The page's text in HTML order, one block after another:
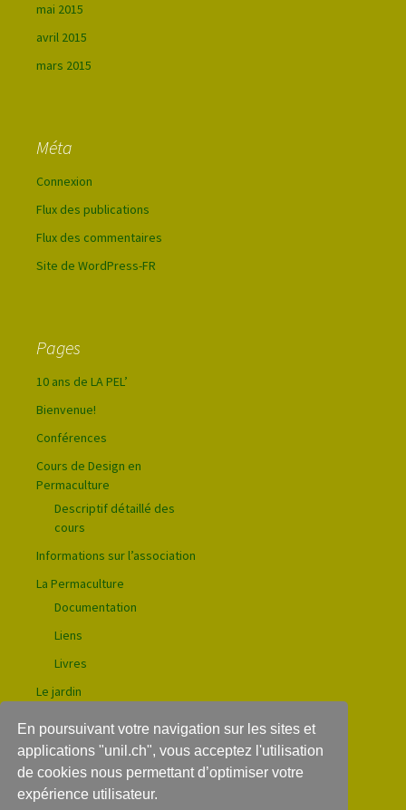
En poursuivant votre navigation sur les sites et
applications "unil.ch", vous acceptez l'utilisation
de cookies nous permettant d’optimiser votre
expérience utilisateur.
mai 2015
avril 2015
mars 2015
Méta
Connexion
Flux des publications
Flux des commentaires
Site de WordPress-FR
Pages
10 ans de LA PEL’
Bienvenue!
Conférences
Cours de Design en
Permaculture
Descriptif détaillé des
cours
Informations sur l’association
La Permaculture
Documentation
Liens
Livres
Le jardin
Photos
Nous contacter